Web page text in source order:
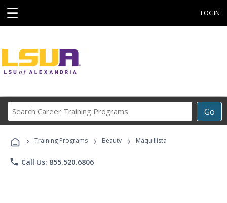
☰ LOGIN
Go
Career
Programs
› Training Programs › Beauty › Maquillista
phone Call Us: 855.520.6806